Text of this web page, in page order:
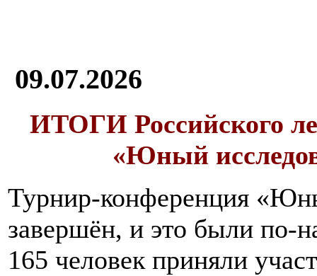
09.07.2026
ИТОГИ Российского
«Юный
Турнир-конференция
завершён, и это были по-
165 человек приняли